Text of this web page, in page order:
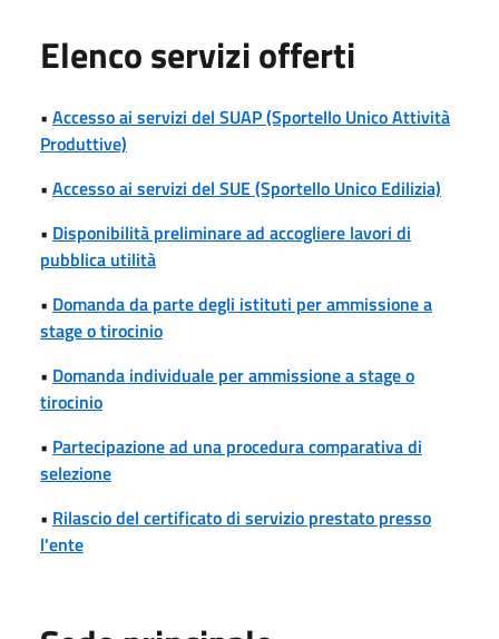
Elenco servizi offerti
• Accesso ai servizi del SUAP (Sportello Unico Attività
Produttive)
• Accesso ai servizi del SUE (Sportello Unico Edilizia)
• Disponibilità preliminare ad accogliere lavori di
pubblica utilità
• Domanda da parte degli istituti per ammissione a
stage o tirocinio
• Domanda individuale per ammissione a stage o
tirocinio
• Partecipazione ad una procedura comparativa di
selezione
• Rilascio del certificato di servizio prestato presso
l'ente